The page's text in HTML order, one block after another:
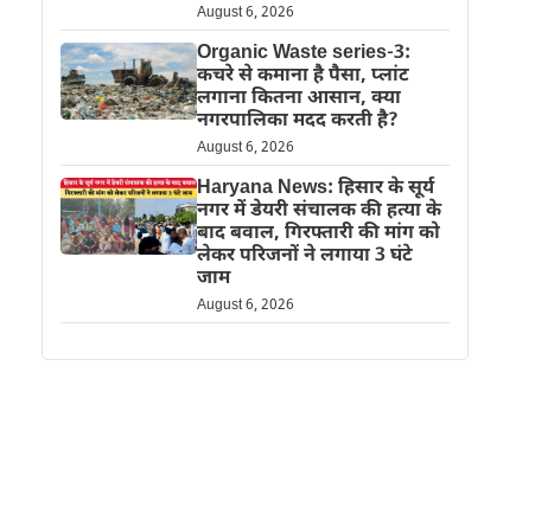
August 6, 2026
Organic Waste series-3:
कचरे से कमाना है पैसा, प्लांट
लगाना कितना आसान, क्या
नगरपालिका मदद करती है?
August 6, 2026
Haryana News: हिसार के सूर्य
नगर में डेयरी संचालक की हत्या के
बाद बवाल, गिरफ्तारी की मांग को
लेकर परिजनों ने लगाया 3 घंटे
जाम
August 6, 2026